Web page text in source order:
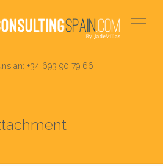
an: +34 693 90 79 66